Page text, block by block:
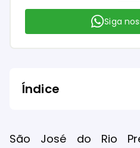
Siga
Índice
São José do Rio